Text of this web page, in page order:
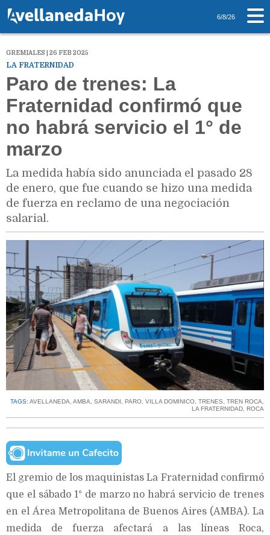
6/8/26
GREMIALES | 26 FEB 2025
LA FRATERNIDAD
Paro de trenes: La
Fraternidad confirmó que
no habrá servicio el 1° de
marzo
La medida había sido anunciada el pasado 28
de enero, que fue cuando se hizo una medida
de fuerza en reclamo de una negociación
salarial.
TAGS: AVELLANEDA, AMBA, SARANDI , PARO, VILLA DOMINICO, TRENES, TREN ROCA,
LA FRATERNIDAD, ROCA
El gremio de los maquinistas La Fraternidad confirmó
que el sábado 1° de marzo no habrá servicio de trenes
en el Área Metropolitana de Buenos Aires (AMBA). La
medida de fuerza afectará a las líneas Roca,